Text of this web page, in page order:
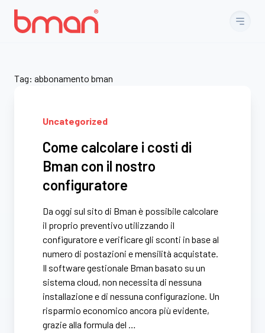
Tag: abbonamento bman
Uncategorized
Come calcolare i costi di
Bman con il nostro
configuratore
Da oggi sul sito di Bman è possibile calcolare
il proprio preventivo utilizzando il
configuratore e verificare gli sconti in base al
numero di postazioni e mensilità acquistate.
Il software gestionale Bman basato su un
sistema cloud, non necessita di nessuna
installazione e di nessuna configurazione. Un
risparmio economico ancora più evidente,
grazie alla formula del …